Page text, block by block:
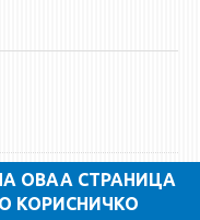
ОВАА СТРАНИЦА
КОРИСНИЧКО